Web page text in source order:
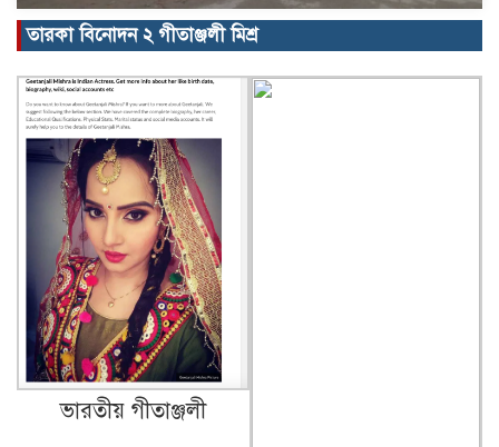
তারকা বিনোদন ২ গীতাঞ্জলী মিশ্র
ভারতীয় গীতাঞ্জলী